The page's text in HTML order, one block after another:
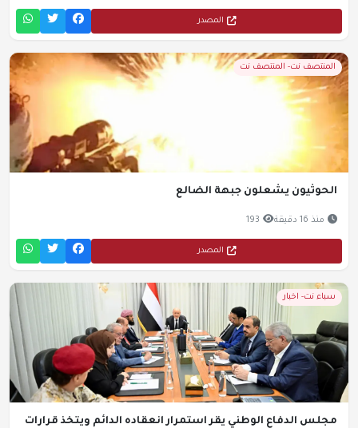
المصدر
المنتصف نت- المنتصف نت
الحوثيون يشعلون جبهة الضالع
منذ 16 دقيقة 193
المصدر
سباء نت- اخبار
مجلس الدفاع الوطني يقر استمرار انعقاده الدائم ويتخذ قرارات